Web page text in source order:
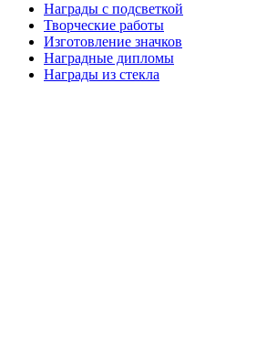
Награды с подсветкой
Творческие работы
Изготовление значков
Наградные дипломы
Награды из стекла